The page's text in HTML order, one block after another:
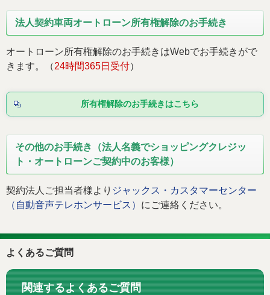
法人契約車両オートローン所有権解除のお手続き
オートローン所有権解除のお手続きはWebでお手続きがで
きます。（24時間365日受付）
所有権解除のお手続きはこちら
その他のお手続き（法人名義でショッピングクレジッ
ト・オートローンご契約中のお客様）
契約法人ご担当者様より ジャックス・カスタマーセンター
（自動音声テレホンサービス） にご連絡ください。
よくあるご質問
関連するよくあるご質問